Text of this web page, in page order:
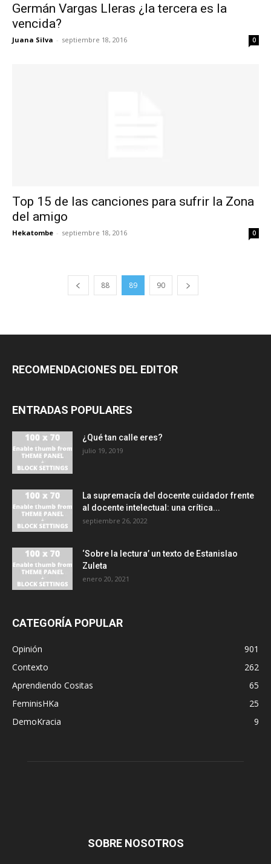
Germán Vargas Lleras ¿la tercera es la
vencida?
Juana Silva - septiembre 18, 2016 0
Top 15 de las canciones para sufrir la Zona
del amigo
Hekatombe - septiembre 18, 2016 0
88 89 90
RECOMENDACIONES DEL EDITOR
ENTRADAS POPULARES
¿Qué tan calle eres?
julio 19, 2019
La supremacía del docente cuidador frente
al docente intelectual: una crítica...
septiembre 26, 2022
‘Sobre la lectura’ un texto de Estanislao
Zuleta
enero 20, 2021
CATEGORÍA POPULAR
Opinión
901
Contexto
262
Aprendiendo Cositas
65
FeminisHKa
25
DemoKracia
9
SOBRE NOSOTROS